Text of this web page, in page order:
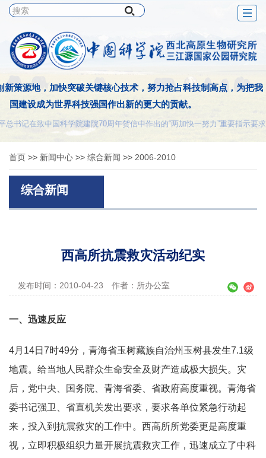
，啃食低矮的青草，提供浓郁的乳汁，充当高原的船舶。不畏艰
不计报酬，但求贡献。这种牦牛精神正是我们科技工作者的追求。
——夏武平
首页 >> 新闻中心 >> 综合新闻 >> 2006-2010
综合新闻
西高所抗震救灾活动纪实
发布时间：2010-04-23 作者：所办公室
一、迅速反应
4月14日7时49分，青海省玉树藏族自治州玉树县发生7.1级
地震。给当地人民群众生命安全及财产造成极大损失。灾
后，党中央、国务院、青海省委、省政府高度重视。青海省
委书记强卫、省直机关发出要求，要求各单位紧急行动起
来，投入到抗震救灾的工作中。西高所所党委更是高度重
视，立即积极组织力量开展抗震救灾工作，迅速成立了中科